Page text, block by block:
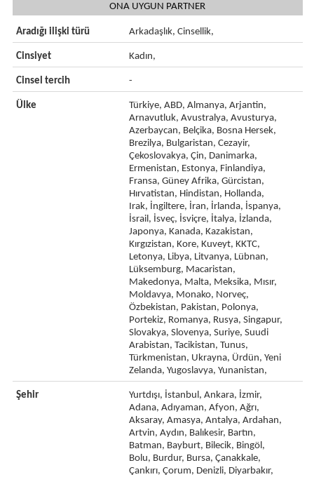
ONA UYGUN PARTNER
Aradığı ilişki türü Arkadaşlık, Cinsellik,
Cinsiyet Kadın,
Cinsel tercih -
Ülke
Türkiye, ABD, Almanya, Arjantin,
Arnavutluk, Avustralya, Avusturya,
Azerbaycan, Belçika, Bosna Hersek,
Brezilya, Bulgaristan, Cezayir,
Çekoslovakya, Çin, Danimarka,
Ermenistan, Estonya, Finlandiya,
Fransa, Güney Afrika, Gürcistan,
Hırvatistan, Hindistan, Hollanda,
Irak, İngiltere, İran, İrlanda, İspanya,
İsrail, İsveç, İsviçre, İtalya, İzlanda,
Japonya, Kanada, Kazakistan,
Kırgızistan, Kore, Kuveyt, KKTC,
Letonya, Libya, Litvanya, Lübnan,
Lüksemburg, Macaristan,
Makedonya, Malta, Meksika, Mısır,
Moldavya, Monako, Norveç,
Özbekistan, Pakistan, Polonya,
Portekiz, Romanya, Rusya, Singapur,
Slovakya, Slovenya, Suriye, Suudi
Arabistan, Tacikistan, Tunus,
Türkmenistan, Ukrayna, Ürdün, Yeni
Zelanda, Yugoslavya, Yunanistan,
Şehir
Yurtdışı, İstanbul, Ankara, İzmir,
Adana, Adıyaman, Afyon, Ağrı,
Aksaray, Amasya, Antalya, Ardahan,
Artvin, Aydın, Balıkesir, Bartın,
Batman, Bayburt, Bilecik, Bingöl,
Bolu, Burdur, Bursa, Çanakkale,
Çankırı, Çorum, Denizli, Diyarbakır,